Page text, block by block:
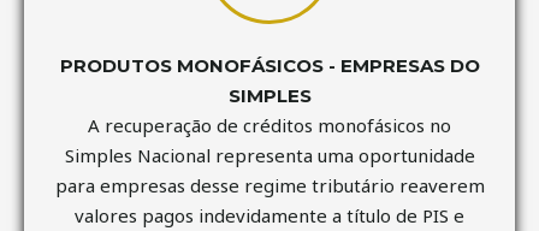
PRODUTOS MONOFÁSICOS - EMPRESAS DO
SIMPLES
A recuperação de créditos monofásicos no
Simples Nacional representa uma oportunidade
para empresas desse regime tributário reaverem
valores pagos indevidamente a título de PIS e